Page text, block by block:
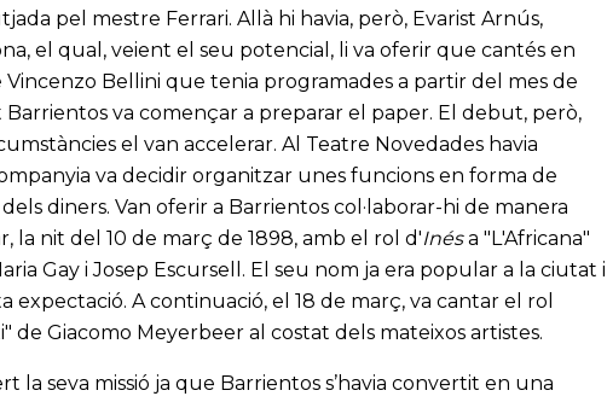
pel mestre Ferrari. Allà hi havia, però, Evarist Arnús,
el qual, veient el seu potencial, li va oferir que cantés en
Bellini que tenia programades a partir del mes de
va començar a preparar el paper. El debut, però,
el van accelerar. Al Teatre Novedades havia
va decidir organitzar unes funcions en forma de
diners. Van oferir a Barrientos col·laborar-hi de manera
la nit del 10 de març de 1898, amb el rol d'Inésa "L'Africana"
Gay i Josep Escursell. El seu nom ja era popular a la ciutat i
A continuació, el 18 de març, va cantar el rol
de Giacomo Meyerbeer al costat dels mateixos artistes.
la seva missió ja que Barrientos s’havia convertit en una